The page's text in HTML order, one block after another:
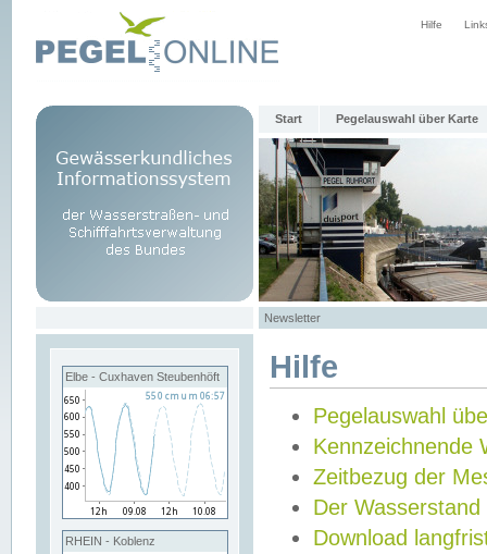
Hilfe
Start Pegelauswahl über Karte
Newsletter
Elbe - Cuxhaven Steubenhöft
RHEIN - Koblenz
Hilfe
Pegelauswahl
Kennzeichnende
Zeitbezug der
Der Wasserstand
Download